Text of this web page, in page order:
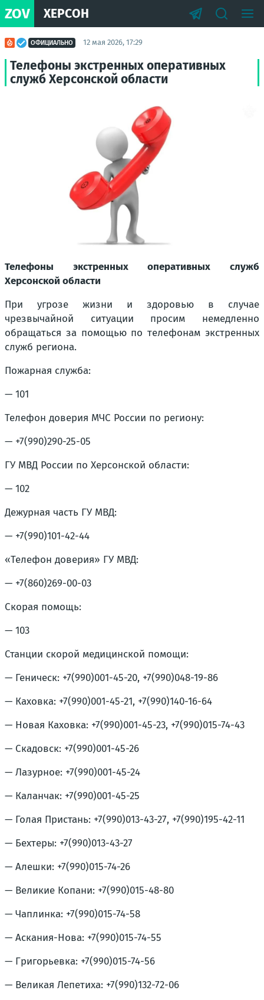
ZOV ХЕРСОН
ОФИЦИАЛЬНО 12 мая 2026, 17:29
Телефоны экстренных оперативных
служб Херсонской области
Телефоны экстренных оперативных служб
Херсонской области
При угрозе жизни и здоровью в случае
чрезвычайной ситуации просим немедленно
обращаться за помощью по телефонам экстренных
служб региона.
Пожарная служба:
— 101
Телефон доверия МЧС России по региону:
— +7(990)290-25-05
ГУ МВД России по Херсонской области:
— 102
Дежурная часть ГУ МВД:
— +7(990)101-42-44
«Телефон доверия» ГУ МВД:
— +7(860)269-00-03
Скорая помощь:
— 103
Станции скорой медицинской помощи:
— Геническ: +7(990)001-45-20, +7(990)048-19-86
— Каховка: +7(990)001-45-21, +7(990)140-16-64
— Новая Каховка: +7(990)001-45-23, +7(990)015-74-43
— Скадовск: +7(990)001-45-26
— Лазурное: +7(990)001-45-24
— Каланчак: +7(990)001-45-25
— Голая Пристань: +7(990)013-43-27, +7(990)195-42-11
— Бехтеры: +7(990)013-43-27
— Алешки: +7(990)015-74-26
— Великие Копани: +7(990)015-48-80
— Чаплинка: +7(990)015-74-58
— Аскания-Нова: +7(990)015-74-55
— Григорьевка: +7(990)015-74-56
— Великая Лепетиха: +7(990)132-72-06